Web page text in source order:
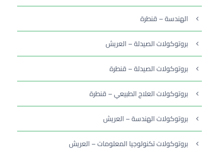
الهندسة – قنطرة
بروتوكولات الصيدلة – العريش
بروتوكولات الصيدلة – قنطرة
بروتوكولات العلاج الطبيعي – قنطرة
بروتوكولات الهندسة – العريش
بروتوكولات تكنولوجيا المعلومات – العريش